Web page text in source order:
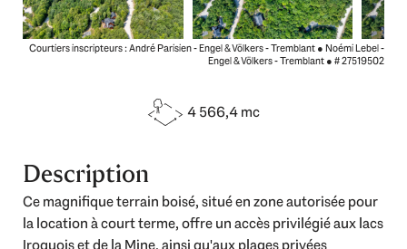
Courtiers inscripteurs : André Parisien - Engel & Völkers - Tremblant ● Noémi Lebel -
Engel & Völkers - Tremblant ● # 27519502
4 566,4 mc
Description
Ce magnifique terrain boisé, situé en zone autorisée pour
la location à court terme, offre un accès privilégié aux lacs
Iroquois et de la Mine, ainsi qu'aux plages privées